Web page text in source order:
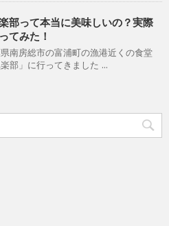
部って本当に美味しいの？実際
てみた！
南房総市の富浦町の漁港近くの食堂
楽部」に行ってきました ...